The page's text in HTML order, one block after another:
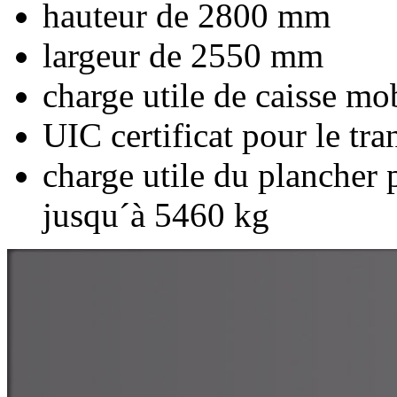
hauteur de 2800 mm
largeur de 2550 mm
charge utile de caisse
UIC certificat pour le
charge utile du plancher
jusqu´à 5460 kg